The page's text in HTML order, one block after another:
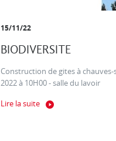
15/11/22
BIODIVERSITE
Construction de gites à
2022 à 10H00 - salle du lavoir
Lire la suite